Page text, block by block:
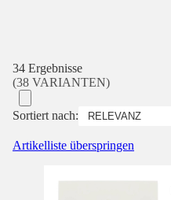
34 Ergebnisse
(38 VARIANTEN)
Sortiert nach:
Artikelliste überspringen